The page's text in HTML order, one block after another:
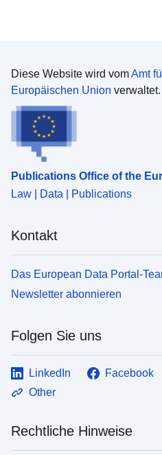
Diese Website wird vomAmt
Europäischen Union verwaltet.
Publications Office of the
Law | Data | Publications
Kontakt
Das European Data Portal-
Newsletter abonnieren
Folgen Sie uns
LinkedIn Facebook
Other
Rechtliche Hinweise